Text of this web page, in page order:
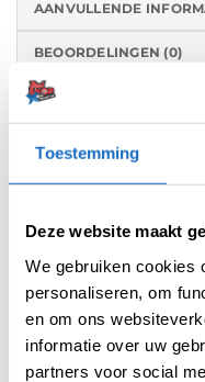
Toestemming
Deze website maakt
We gebruiken cookies
personaliseren, om
en om ons
informatie over uw
partners voor social
AANVULLENDE
BEOORDELINGEN (0)
De Condor Axe
shaft in 1
verbeterde
optimaal gebruik
is de vorm van
verbeterd.
De Condor Axe is
prestatie. Deze